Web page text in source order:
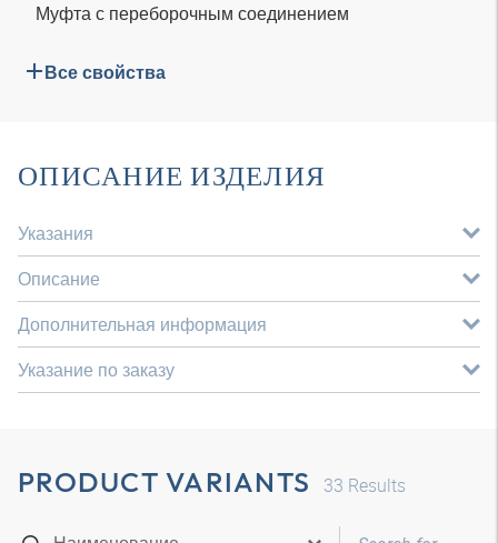
Муфта с переборочным соединением
Все свойства
ОПИСАНИЕ ИЗДЕЛИЯ
Указания
Описание
Дополнительная информация
Указание по заказу
PRODUCT VARIANTS 33 Results